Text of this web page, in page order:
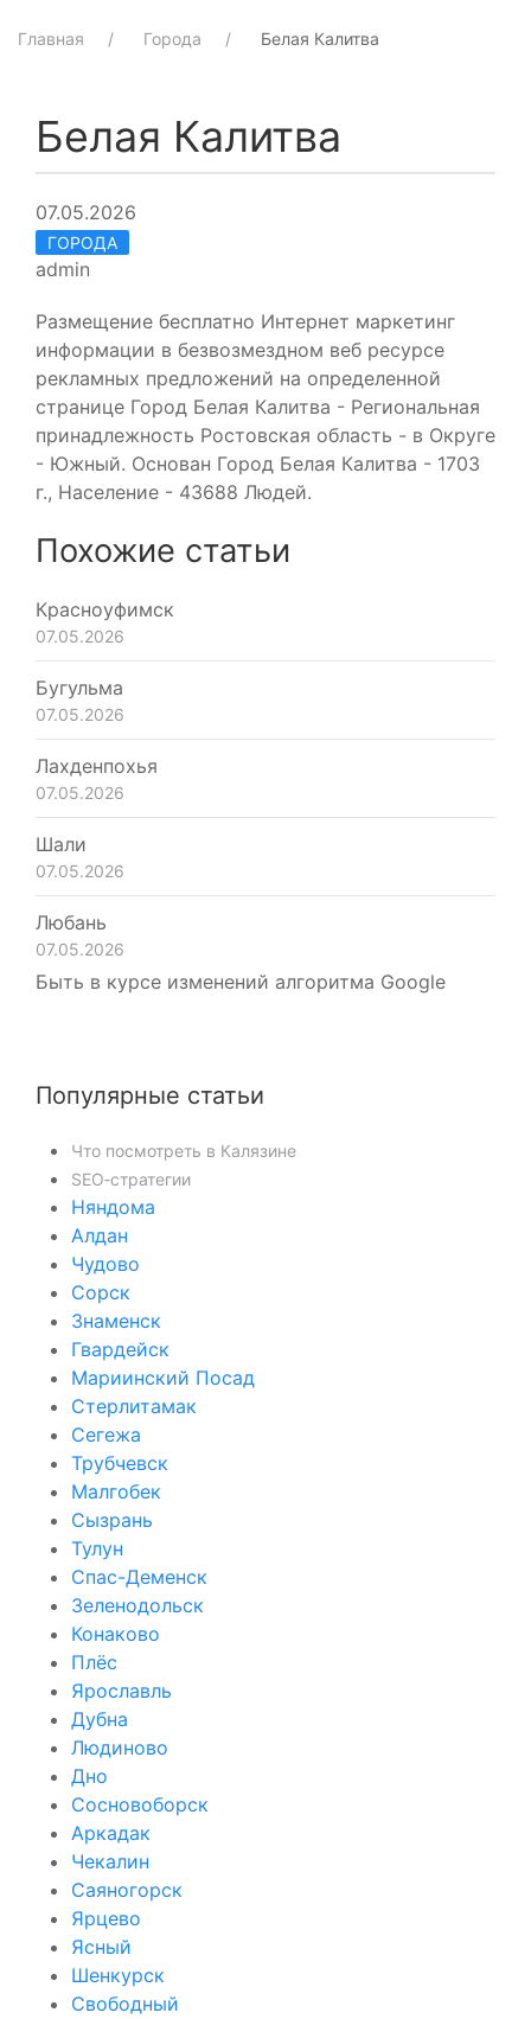
Главная Города Белая Калитва
Белая Калитва
07.05.2026
ГОРОДА
admin
Размещение бесплатно Интернет маркетинг
информации в безвозмездном веб ресурсе
рекламных предложений на определенной
странице Город Белая Калитва - Региональная
принадлежность Ростовская область - в Округе
- Южный. Основан Город Белая Калитва - 1703
г., Население - 43688 Людей.
Похожие статьи
Красноуфимск
07.05.2026
Бугульма
07.05.2026
Лахденпохья
07.05.2026
Шали
07.05.2026
Любань
07.05.2026
Быть в курсе изменений алгоритма Google
Популярные статьи
Что посмотреть в Калязине
SEO‑стратегии
Няндома
Алдан
Чудово
Сорск
Знаменск
Гвардейск
Мариинский Посад
Стерлитамак
Сегежа
Трубчевск
Малгобек
Сызрань
Тулун
Спас-Деменск
Зеленодольск
Конаково
Плёс
Ярославль
Дубна
Людиново
Дно
Сосновоборск
Аркадак
Чекалин
Саяногорск
Ярцево
Ясный
Шенкурск
Свободный